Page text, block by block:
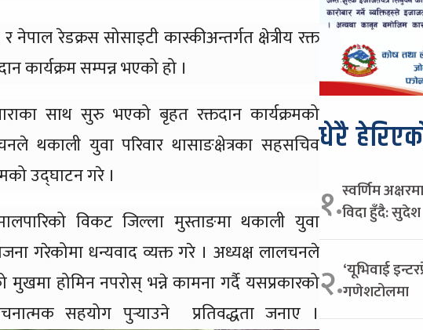
नेपाल रेडक्रस सोसाइटी कास्कीअन्तर्गत क्षेत्रीय रक्त
कार्यक्रम सम्पन्न भएको हो ।
साथ सुरु भएको बृहत रक्तदान कार्यक्रमको
थकाली युवा परिवार थासाङक्षेत्रका सहसचिव
उद्घाटन गरे ।
विकट जिल्ला मुस्ताङमा थकाली युवा
गरेकोमा धन्यवाद व्यक्त गरे । अध्यक्ष लालचनले
होमिन नपरोस् भन्ने कामना गर्दै यसप्रकारको
सहयोग पुर्‍याउने प्रतिवद्धता जनाए ।
धेरै
१.स्वर्णिम
विदा हुँदै: सुदेश
२.‘यूभिवाई
गणेशटोलमा